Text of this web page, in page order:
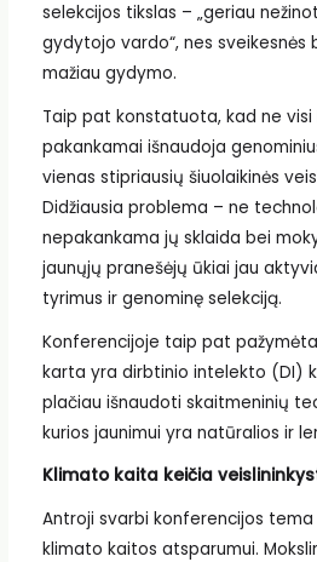
selekcijos tikslas – „geriau
gydytojo vardo“, nes sveikesnės
mažiau gydymo.
Taip pat konstatuota, kad ne visi
pakankamai išnaudoja
vienas stipriausių šiuolaikinės
Didžiausia problema – ne
nepakankama jų sklaida bei
jaunųjų pranešėjų ūkiai jau
tyrimus ir genominę selekciją.
Konferencijoje taip pat
karta yra dirbtinio intelekto (DI)
plačiau išnaudoti skaitmeninių
kurios jaunimui yra natūralios ir
Klimato kaita keičia
Antroji svarbi konferencijos
klimato kaitos atsparumui.